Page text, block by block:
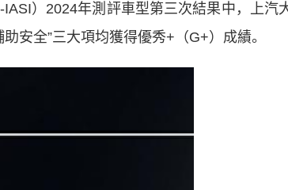
）2024年測評車型第三次結果中，上汽
安全”三大項均獲得優秀+（G+）成績。